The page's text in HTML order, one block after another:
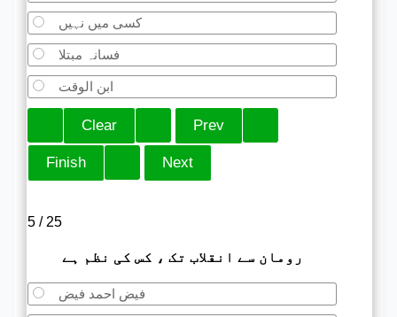
کسی میں نہیں
فسانہ مبتلا
ابن الوقت
5 / 25
رومان سے انقلاب تک ، کس کی نظم ہے
فیض احمد فیض